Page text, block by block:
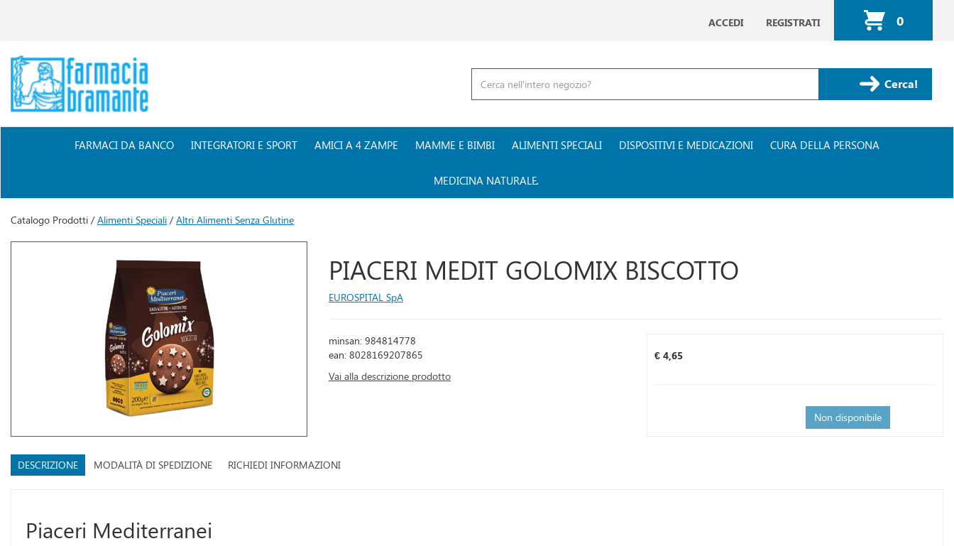
ACCEDI REGISTRATI 0
ARTICOLI
INSERITI
Farmacia
Bramante
Prodotto
Cerca Prodotto
FARMACI DA BANCO INTEGRATORI E SPORT AMICI A 4 ZAMPE MAMME E BIMBI ALIMENTI SPECIALI DISPOSITIVI E MEDICAZIONI CURA DELLA PERSONA
MEDICINA NATURALE
Catalogo Prodotti /Alimenti Speciali /Altri Alimenti Senza Glutine
PIACERI MEDIT GOLOMIX BISCOTTO
EUROSPITAL SpA
minsan: 984814778
ean: 8028169207865
Vai alla descrizione prodotto
Prezzo
€ 4,65
Non disponibile
DESCRIZIONE MODALITÀ DI SPEDIZIONE RICHIEDI INFORMAZIONI
Piaceri Mediterranei